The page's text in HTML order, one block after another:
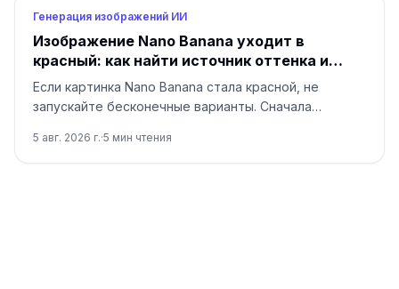
Генерация изображений ИИ
Изображение Nano Banana уходит в
красный: как найти источник оттенка и
исправить его
Если картинка Nano Banana стала красной, не
запускайте бесконечные варианты. Сначала
сделайте нейтральный тест без референса и
5 авг. 2026 г.·5 мин чтения